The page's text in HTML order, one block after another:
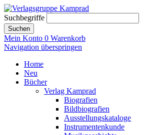
Suchbegriffe
Suchen
Mein Konto 0 Warenkorb
Navigation überspringen
Home
Neu
Bücher
Verlag Kamprad
Biografien
Bildbiografien
Ausstellungskataloge
Instrumentenkunde